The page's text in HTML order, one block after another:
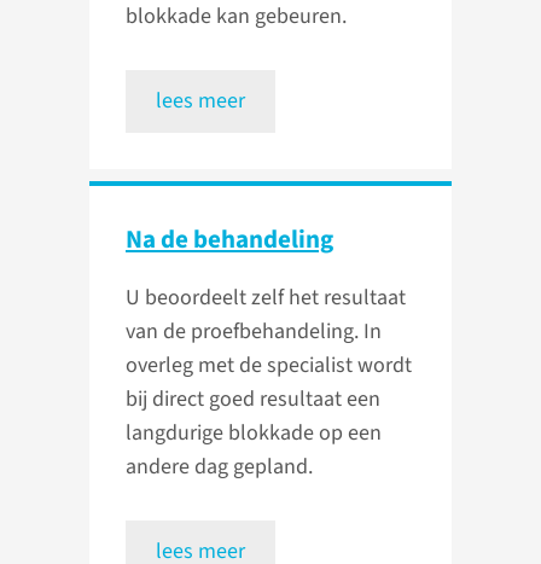
blokkade kan gebeuren.
lees meer
Na de behandeling
U beoordeelt zelf het resultaat
van de proefbehandeling. In
overleg met de specialist wordt
bij direct goed resultaat een
langdurige blokkade op een
andere dag gepland.
lees meer